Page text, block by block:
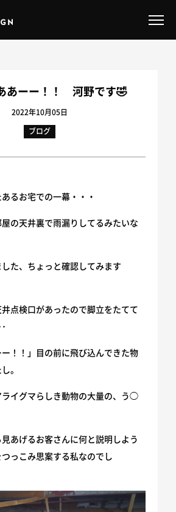
ザイン事業
ハウスリノベーション
ョン
ーション
あーー！！ 河野です🤣
2022年10月05日
ブログ
るお宅での一幕・・・
の天井裏で雨漏りしてるみたいな
た、ちょっと確認してみます
点検口があったので脚立をたてて
ー！！」目の前に飛び込んできた物
。
イグマらしき動物の大量の、う◯
あげるお客さんに何と説明しよう
っこみ思案する私なのでし